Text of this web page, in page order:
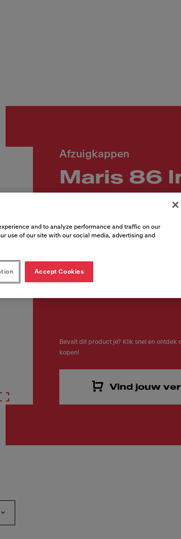
Afzuigkappen
Maris 86
Artikelnummer
Bevalt dit product je? Klik snel en ontdek
kopen!
Vind jouw
and to analyze performance and traffic on our
use of our site with our social media, advertising and
Accept Cookies